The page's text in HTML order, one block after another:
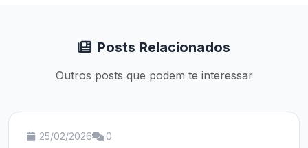
Posts Relacionados
Outros posts que podem te interessar
25/02/2026 0